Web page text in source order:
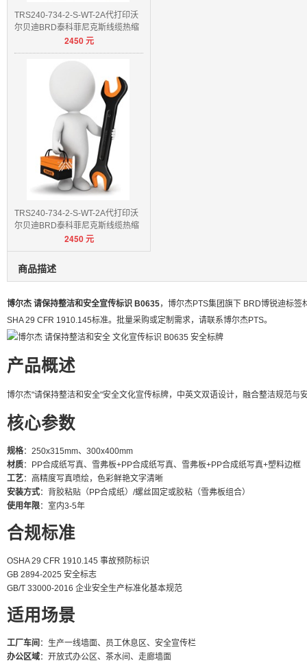
TRS240-734-2-S-WT-2A代打印沃
尔贝迪BRD泰科菲尼克斯线缆热缩
2450元
TRS240-734-2-S-WT-2A代打印沃
尔贝迪BRD泰科菲尼克斯线缆热缩
2450元
商品描述
博尔杰 请保持整洁和安全宣传标识 B0635，博尔杰PTS集团旗下 BRD博锐迪标
SHA 29 CFR 1910.145标准。批量采购或定制需求，请联系博尔杰PTS。
产品概述
博尔杰"请保持整洁和安全"安全文化宣传标牌，中英文双语设计，融合整洁规范
核心参数
规格：250x315mm、300x400mm
材质：PP合成纸写真、雪弗板+PP合成纸写真、雪弗板+PP合成纸写真+塑料边框
工艺：高精度写真喷绘，色彩鲜艳文字清晰
安装方式：背胶粘贴（PP合成纸）/螺丝固定或胶粘（雪弗板组合）
使用年限：室内3-5年
合规标准
OSHA 29 CFR 1910.145 事故预防标识
GB 2894-2025 安全标志
GB/T 33000-2016 企业安全生产标准化基本规范
适用场景
工厂车间 ：生产一线墙面、员工休息区、安全宣传栏
办公区域：开放式办公区、茶水间、走廊墙面